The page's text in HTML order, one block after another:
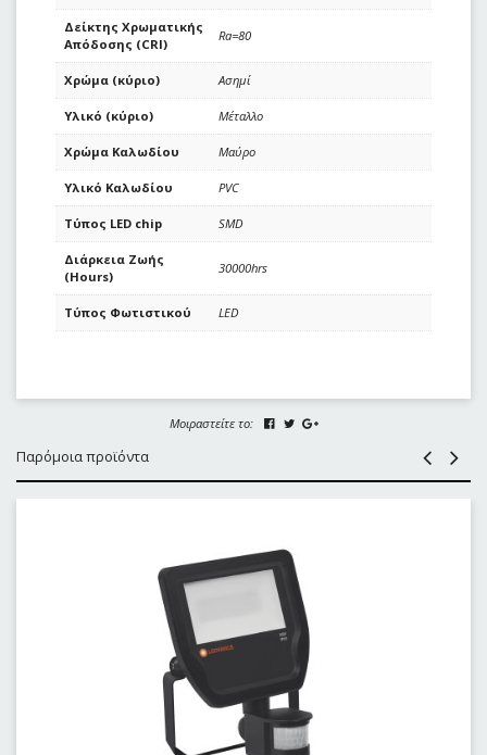
Δείκτης Χρωματικής
Απόδοσης (CRI)
Ra=80
Χρώμα (κύριο) Ασημί
Υλικό (κύριο) Μέταλλο
Χρώμα Καλωδίου Μαύρο
Υλικό Καλωδίου PVC
Τύπος LED chip SMD
Διάρκεια Ζωής
(Hours)
30000hrs
Τύπος Φωτιστικού LED
Μοιραστείτε το:
Παρόμοια προϊόντα